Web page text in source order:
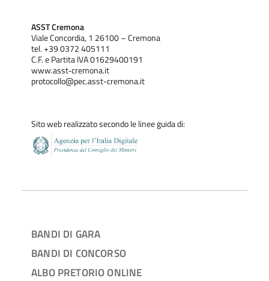
ASST Cremona
Viale Concordia, 1 26100 – Cremona
tel. +39 0372 405111
C.F. e Partita IVA 01629400191
www.asst‐cremona.it
protocollo@pec.asst-cremona.it
Sito web realizzato secondo le linee guida di:
BANDI DI GARA
BANDI DI CONCORSO
ALBO PRETORIO ONLINE